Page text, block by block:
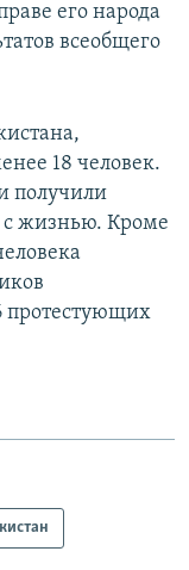
его народа
всеобщего
18 человек.
получили
жизнью. Кроме
протестующих